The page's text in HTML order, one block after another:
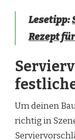
Lesetipp:
Rezept
Um deinen
richtig in